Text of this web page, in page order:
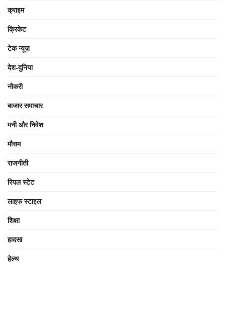
क्राइम
क्रिकेट
टेक न्यूज़
देश-दुनिया
नौकरी
बाजार समाचार
मनी और निवेश
मौसम
राजनीती
रियल स्टेट
लाइफ स्टाइल
शिक्षा
हादसा
हेल्थ